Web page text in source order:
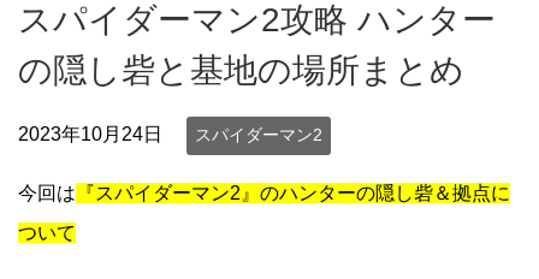
スパイダーマン2攻略 ハンター
の隠し砦と基地の場所まとめ
2023年10月24日 スパイダーマン2
今回は 『スパイダーマン2』のハンターの隠し砦＆拠点に
ついて